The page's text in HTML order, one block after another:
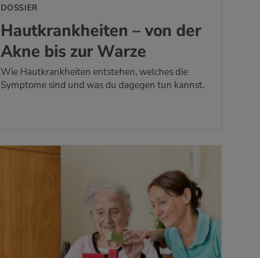
DOSSIER
Haut­krank­hei­ten – von der
Akne bis zur Warze
Wie Hautkrankheiten entstehen, welches die
Symptome sind und was du dagegen tun kannst.